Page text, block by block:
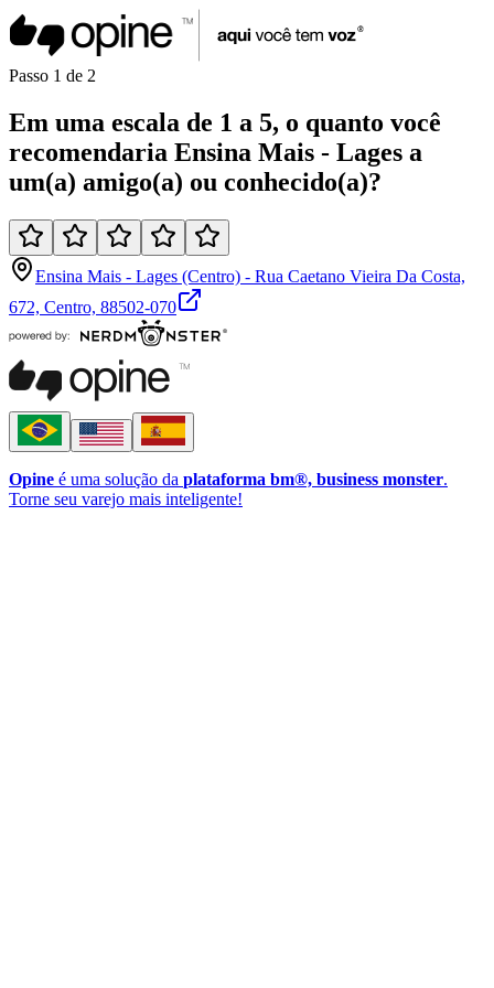
Passo 1 de 2
Em uma escala de 1 a 5, o quanto você
recomendaria Ensina Mais - Lages a
um(a) amigo(a) ou conhecido(a)?
Ensina Mais - Lages (Centro) - Rua Caetano Vieira Da Costa,
672, Centro, 88502-070
Opine é uma solução da plataforma bm®, business monster.
Torne seu varejo mais inteligente!